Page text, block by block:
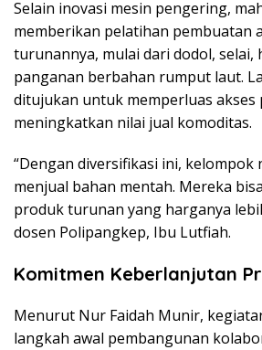
Selain inovasi mesin pengering,
memberikan pelatihan pembuatan
turunannya, mulai dari dodol, selai,
panganan berbahan rumput laut.
ditujukan untuk memperluas akses
meningkatkan nilai jual komoditas.
“Dengan diversifikasi ini, kelompok
menjual bahan mentah. Mereka
produk turunan yang harganya
dosen Polipangkep, Ibu Lutfiah.
Komitmen Keberlanjutan
Menurut Nur Faidah Munir,
langkah awal pembangunan